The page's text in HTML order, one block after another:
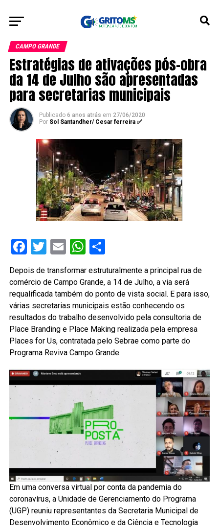
CAMPO GRANDE
Estratégias de ativações pós-obra
da 14 de Julho são apresentadas
para secretarias municipais
Publicado 6 anos atrás em 27/06/2020
Por Sol Santandher/ Cesar ferreira ✅
Facebook
Twitter
EmailWhatsApp
Share
Depois de transformar estruturalmente a principal rua de
comércio de Campo Grande, a 14 de Julho, a via será
requalificada também do ponto de vista social. E para isso,
várias secretarias municipais estão conhecendo os
resultados do trabalho desenvolvido pela consultoria de
Place Branding e Place Making realizada pela empresa
Places for Us, contratada pelo Sebrae como parte do
Programa Reviva Campo Grande.
Em uma conversa virtual por conta da pandemia do
coronavírus, a Unidade de Gerenciamento do Programa
(UGP) reuniu representantes da Secretaria Municipal de
Desenvolvimento Econômico e da Ciência e Tecnologia